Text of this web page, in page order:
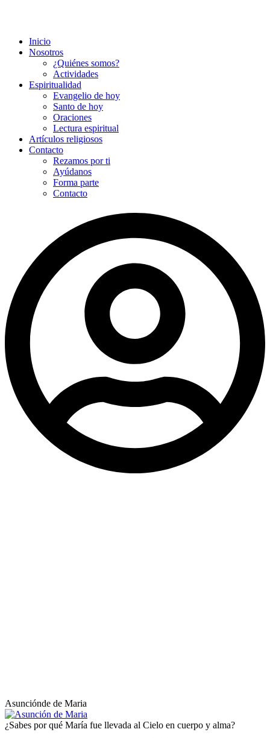
Inicio
Nosotros
¿Quiénes somos?
Actividades
Espiritualidad
Evangelio de hoy
Santo de hoy
Oraciones
Lectura espiritual
Artículos religiosos
Contacto
Rezamos por ti
Ayúdanos
Forma parte
Contacto
Asunciónde de Maria
¿Sabes por qué María fue llevada al Cielo en cuerpo y alma?